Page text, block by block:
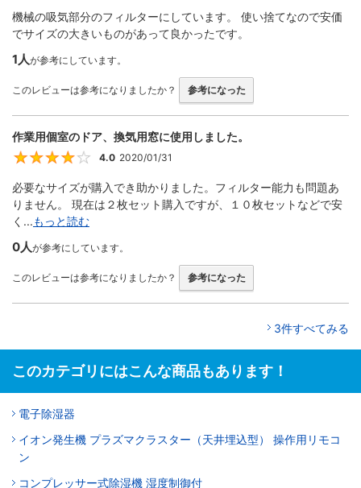
機械の吸気部分のフィルターにしています。 使い捨てなので安価
でサイズの大きいものがあって良かったです。
1人が参考にしています。
このレビューは参考になりましたか？ 参考になった
作業用個室のドア、換気用窓に使用しました。
4
4.0 2020/01/31
必要なサイズが購入でき助かりました。フィルター能力も問題あ
りません。 現在は２枚セット購入ですが、１０枚セットなどで安
く...もっと読む
0人が参考にしています。
このレビューは参考になりましたか？ 参考になった
3件すべてみる
このカテゴリにはこんな商品もあります！
電子除湿器
イオン発生機 プラズマクラスター（天井埋込型） 操作用リモコ
ン
コンプレッサー式除湿機 湿度制御付